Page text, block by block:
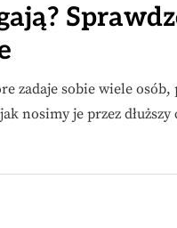
zadaje sobie wiele
nosimy je przez